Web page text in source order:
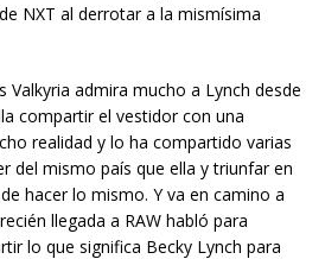
NXT al derrotar a la mismísima
Valkyria admira mucho a Lynch desde
compartir el vestidor con una
realidad y lo ha compartido varias
del mismo país que ella y triunfar en
hacer lo mismo. Y va en camino a
llegada a RAW habló para
lo que significa Becky Lynch para